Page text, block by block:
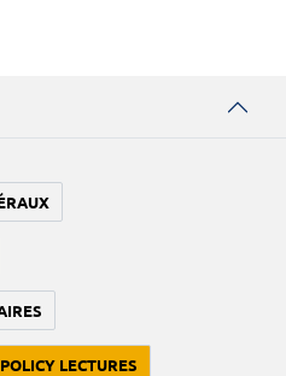
POLICY LECTURES